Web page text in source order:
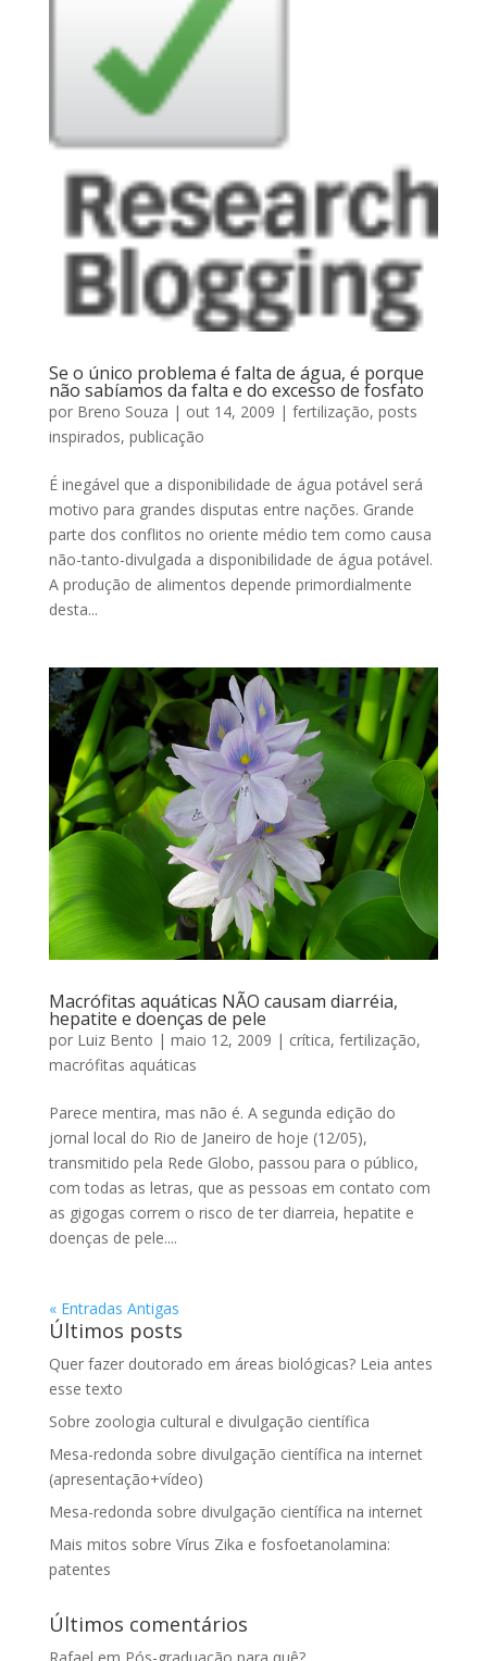
Se o único problema é falta de água, é porque
não sabíamos da falta e do excesso de fosfato
por Breno Souza | out 14, 2009 | fertilização, posts
inspirados, publicação
É inegável que a disponibilidade de água potável será
motivo para grandes disputas entre nações. Grande
parte dos conflitos no oriente médio tem como causa
não-tanto-divulgada a disponibilidade de água potável.
A produção de alimentos depende primordialmente
desta...
Macrófitas aquáticas NÃO causam diarréia,
hepatite e doenças de pele
por Luiz Bento | maio 12, 2009 | crítica, fertilização,
macrófitas aquáticas
Parece mentira, mas não é. A segunda edição do
jornal local do Rio de Janeiro de hoje (12/05),
transmitido pela Rede Globo, passou para o público,
com todas as letras, que as pessoas em contato com
as gigogas correm o risco de ter diarreia, hepatite e
doenças de pele....
« Entradas Antigas
Últimos posts
Quer fazer doutorado em áreas biológicas? Leia antes
esse texto
Sobre zoologia cultural e divulgação científica
Mesa-redonda sobre divulgação científica na internet
(apresentação+vídeo)
Mesa-redonda sobre divulgação científica na internet
Mais mitos sobre Vírus Zika e fosfoetanolamina:
patentes
Últimos comentários